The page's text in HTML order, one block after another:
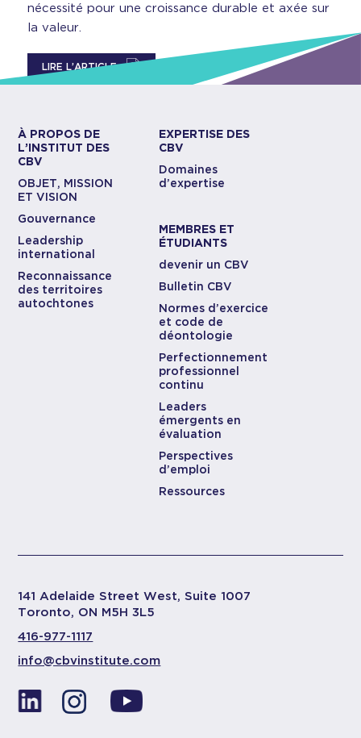
nécessité pour une croissance durable et axée sur
la valeur.
LIRE L’ARTICLE
À PROPOS DE
L’INSTITUT DES
CBV
OBJET, MISSION
ET VISION
Gouvernance
Leadership
international
Reconnaissance
des territoires
autochtones
EXPERTISE DES
CBV
Domaines
d’expertise
MEMBRES ET
ÉTUDIANTS
devenir un CBV
Bulletin CBV
Normes d’exercice
et code de
déontologie
Perfectionnement
professionnel
continu
Leaders
émergents en
évaluation
Perspectives
d’emploi
Ressources
141 Adelaide Street West, Suite 1007
Toronto, ON M5H 3L5
416-977-1117
info@cbvinstitute.com